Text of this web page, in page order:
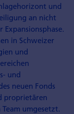
und
an nicht
in Schweizer
und
und
neuen Fonds
proprietären
umgesetzt.